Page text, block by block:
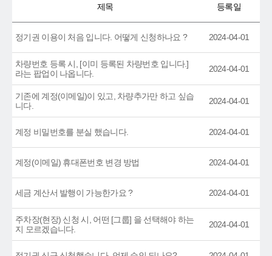
제목 등록일
정기권 이용이 처음 입니다. 어떻게 신청하나요 ? 2024-04-01
차량번호 등록 시, [이미 등록된 차량번호 입니다.]
라는 팝업이 나옵니다.
2024-04-01
기존에 계정(이메일)이 있고, 차량추가만 하고 싶습
니다.
2024-04-01
계정 비밀번호를 분실 했습니다. 2024-04-01
계정(이메일) 휴대폰번호 변경 방법 2024-04-01
세금 계산서 발행이 가능한가요 ? 2024-04-01
주차장(현장) 신청 시, 어떤 [그룹] 을 선택해야 하는
지 모르겠습니다.
2024-04-01